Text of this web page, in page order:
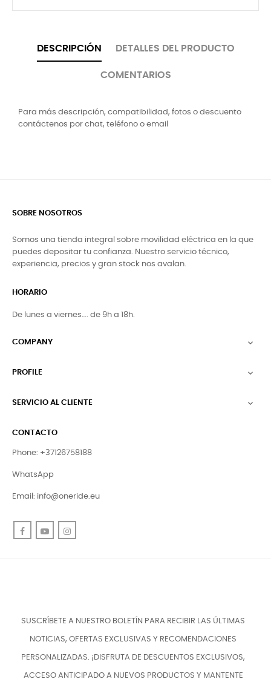
DESCRIPCIÓN DETALLES DEL PRODUCTO
COMENTARIOS
Para más descripción, compatibilidad, fotos o descuento
contáctenos por chat, teléfono o email
SOBRE NOSOTROS
Somos una tienda integral sobre movilidad eléctrica en la que
puedes depositar tu confianza. Nuestro servicio técnico,
experiencia, precios y gran stock nos avalan.
HORARIO
De lunes a viernes…. de 9h a 18h.
COMPANY 
PROFILE 
SERVICIO AL CLIENTE 
CONTACTO
Phone: +37126758188
WhatsApp
Email: info@oneride.eu
FacebookYouTube
SUSCRÍBETE A NUESTRO BOLETÍN PARA RECIBIR LAS ÚLTIMAS
NOTICIAS, OFERTAS EXCLUSIVAS Y RECOMENDACIONES
PERSONALIZADAS. ¡DISFRUTA DE DESCUENTOS EXCLUSIVOS,
ACCESO ANTICIPADO A NUEVOS PRODUCTOS Y MANTENTE